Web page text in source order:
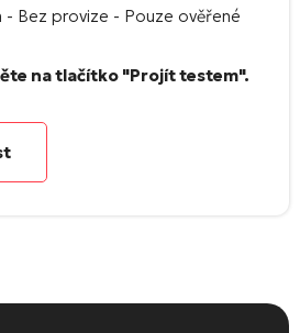
- Bez provize - Pouze ověřené
na tlačítko "Projít testem".